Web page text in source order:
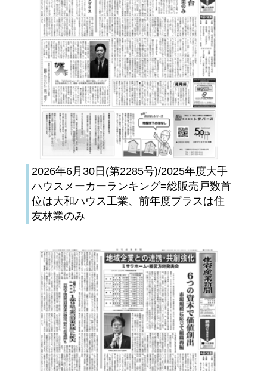
2026年6月30日(第2285号)/2025年度大手
ハウスメーカーランキング=総販売戸数首
位は大和ハウス工業、前年度プラスは住
友林業のみ